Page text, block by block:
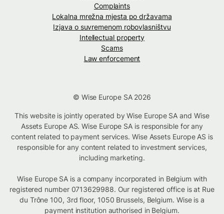
Complaints
Lokalna mrežna mjesta po državama
Izjava o suvremenom robovlasništvu
Intellectual property
Scams
Law enforcement
© Wise Europe SA 2026
This website is jointly operated by Wise Europe SA and Wise
Assets Europe AS. Wise Europe SA is responsible for any
content related to payment services. Wise Assets Europe AS is
responsible for any content related to investment services,
including marketing.
Wise Europe SA is a company incorporated in Belgium with
registered number 0713629988. Our registered office is at Rue
du Trône 100, 3rd floor, 1050 Brussels, Belgium. Wise is a
payment institution authorised in Belgium.